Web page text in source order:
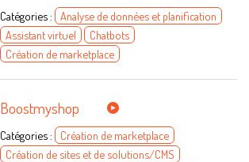
Catégories :
Analyse de données et planification
Assistant virtuel
Chatbots
Création de marketplace
Boostmyshop
Catégories : Création de marketplace
Création de sites et de solutions/CMS